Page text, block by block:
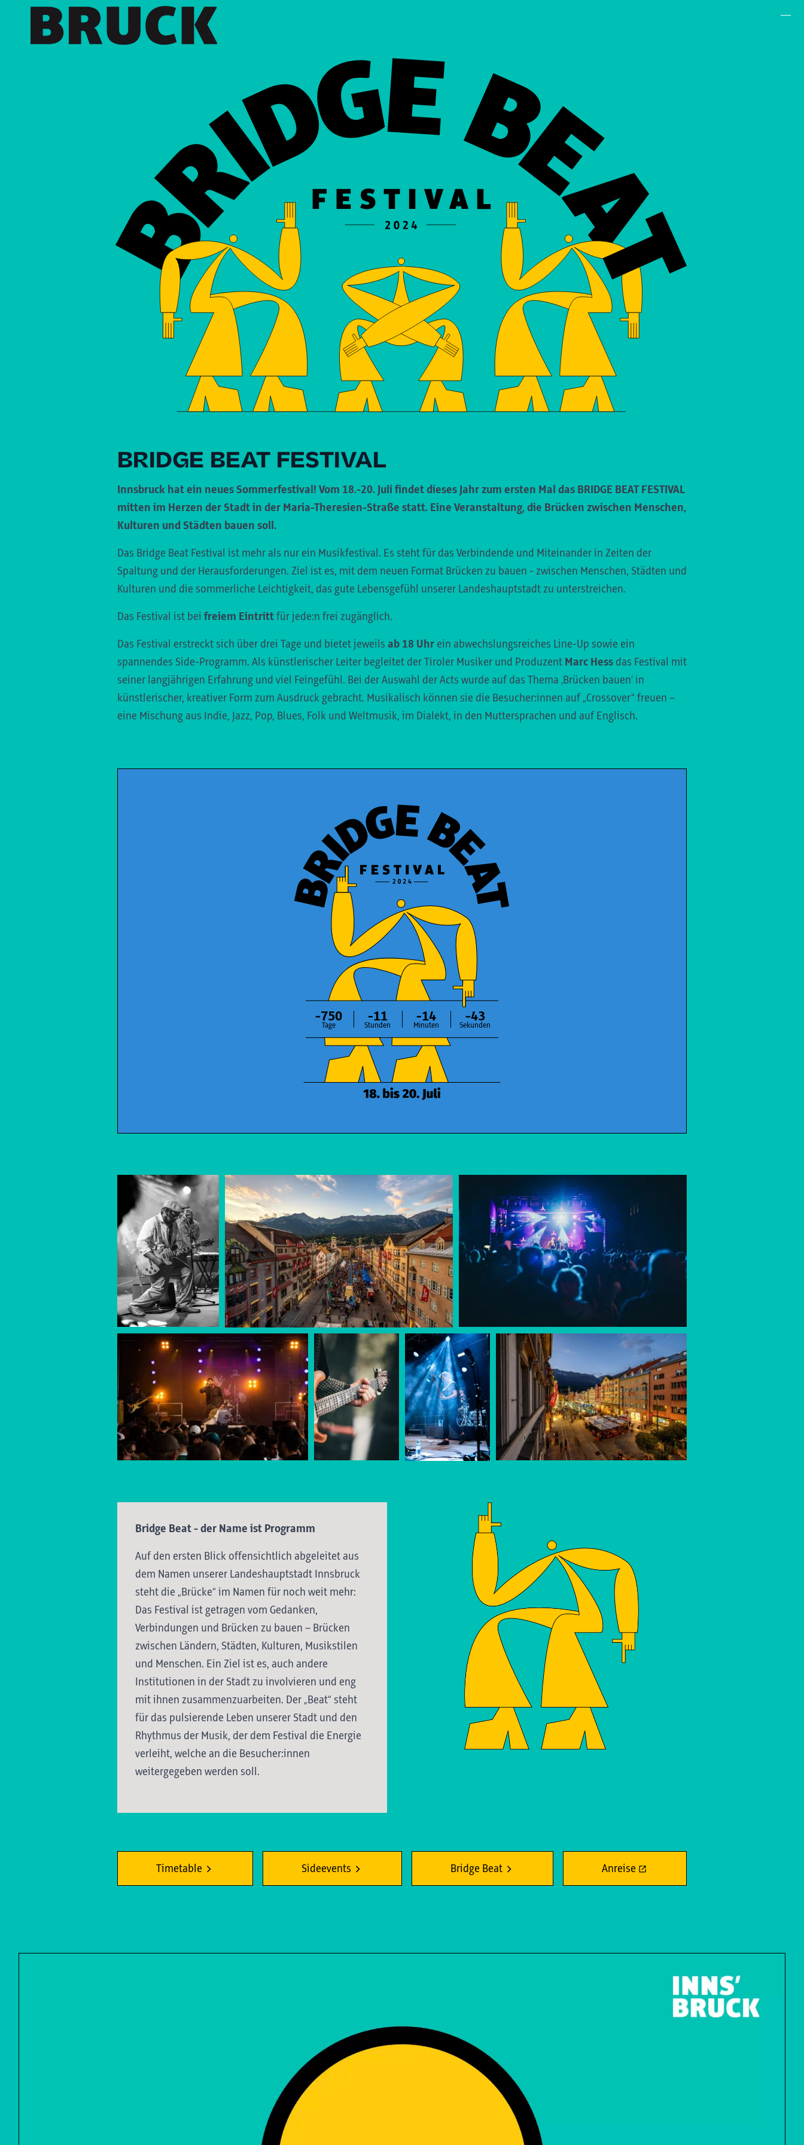
BRIDGE BEAT FESTIVAL
Innsbruck hat ein neues Sommerfestival! Vom 18.-20. Juli findet dieses Jahr zum ersten Mal das BRIDGE BEAT FESTIVAL
mitten im Herzen der Stadt in der Maria-Theresien-Straße statt. Eine Veranstaltung, die Brücken zwischen Menschen,
Kulturen und Städten bauen soll.
Das Bridge Beat Festival ist mehr als nur ein Musikfestival. Es steht für das Verbindende und Miteinander in Zeiten der
Spaltung und der Herausforderungen. Ziel ist es, mit dem neuen Format Brücken zu bauen - zwischen Menschen, Städten und
Kulturen und die sommerliche Leichtigkeit, das gute Lebensgefühl unserer Landeshauptstadt zu unterstreichen.
Das Festival ist bei freiem Eintritt für jede:n frei zugänglich.
Das Festival erstreckt sich über drei Tage und bietet jeweils ab 18 Uhr ein abwechslungsreiches Line-Up sowie ein
spannendes Side-Programm. Als künstlerischer Leiter begleitet der Tiroler Musiker und Produzent Marc Hess das Festival mit
seiner langjährigen Erfahrung und viel Feingefühl. Bei der Auswahl der Acts wurde auf das Thema ‚Brücken bauen‘ in
künstlerischer, kreativer Form zum Ausdruck gebracht. Musikalisch können sie die Besucher:innen auf „Crossover“ freuen –
eine Mischung aus Indie, Jazz, Pop, Blues, Folk und Weltmusik, im Dialekt, in den Muttersprachen und auf Englisch.
-750
Tage
-11
Stunden
-14
Minuten
-44
Sekunden
Bridge Beat - der Name ist Programm
Auf den ersten Blick offensichtlich abgeleitet aus
dem Namen unserer Landeshauptstadt Innsbruck
steht die „Brücke“ im Namen für noch weit mehr:
Das Festival ist getragen vom Gedanken,
Verbindungen und Brücken zu bauen – Brücken
zwischen Ländern, Städten, Kulturen, Musikstilen
und Menschen. Ein Ziel ist es, auch andere
Institutionen in der Stadt zu involvieren und eng
mit ihnen zusammenzuarbeiten. Der „Beat“ steht
für das pulsierende Leben unserer Stadt und den
Rhythmus der Musik, der dem Festival die Energie
verleiht, welche an die Besucher:innen
weitergegeben werden soll.
Timetable Sideevents Bridge Beat Anreise